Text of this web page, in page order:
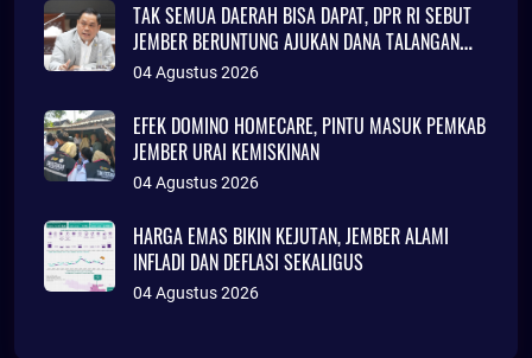
TAK SEMUA DAERAH BISA DAPAT, DPR RI SEBUT
JEMBER BERUNTUNG AJUKAN DANA TALANGAN
Rp786 MILIAR
04 Agustus 2026
EFEK DOMINO HOMECARE, PINTU MASUK PEMKAB
JEMBER URAI KEMISKINAN
04 Agustus 2026
HARGA EMAS BIKIN KEJUTAN, JEMBER ALAMI
INFLADI DAN DEFLASI SEKALIGUS
04 Agustus 2026